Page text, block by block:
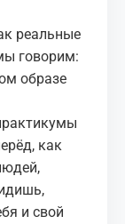
реальные
говорим:
образе
как
и свой